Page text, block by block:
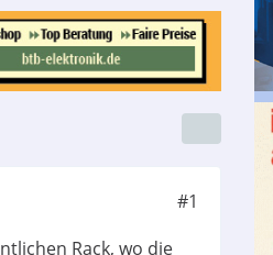
#1
Rack, wo die